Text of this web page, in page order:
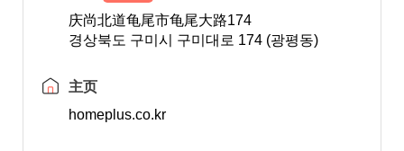
庆尚北道龟尾市龟尾大路174
경상북도 구미시 구미대로 174 (광평동)
主页
homeplus.co.kr